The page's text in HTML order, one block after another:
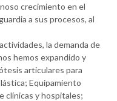
crecimiento en el
a sus procesos, al
la demanda de
hemos expandido y
articulares para
Equipamiento
clínicas y hospitales;